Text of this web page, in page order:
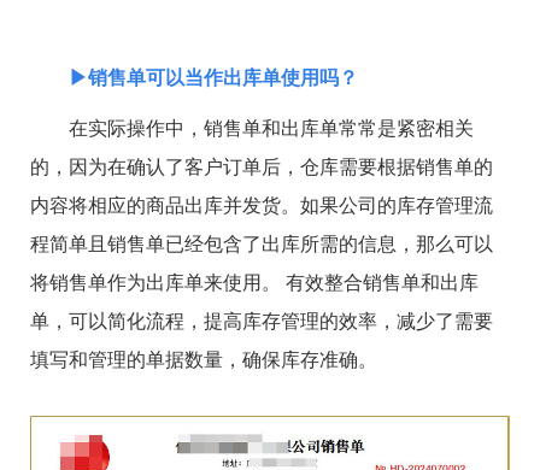
▶销售单可以当作出库单使用吗？
在实际操作中，销售单和出库单常常是紧密相关
的，因为在确认了客户订单后，仓库需要根据销售单的
内容将相应的商品出库并发货。如果公司的库存管理流
程简单且销售单已经包含了出库所需的信息，那么可以
将销售单作为出库单来使用。 有效整合销售单和出库
单，可以简化流程，提高库存管理的效率，减少了需要
填写和管理的单据数量，确保库存准确。